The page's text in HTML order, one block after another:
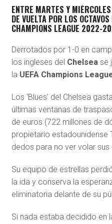
ENTRE MARTES Y
DE VUELTA POR LOS
CHAMPIONS LEAGUE 2022-
Derrotados por 1-0 en
los ingleses del Chelsease
la UEFA Champions
Los ‘Blues’ del Chelsea
últimas ventanas de
de euros (722 millones de
propietario estadounidense
dedos para no ver volar
Su equipo de estrellas
la ida y conserva la
eliminatoria delante de su
Si nada estaba decidido en